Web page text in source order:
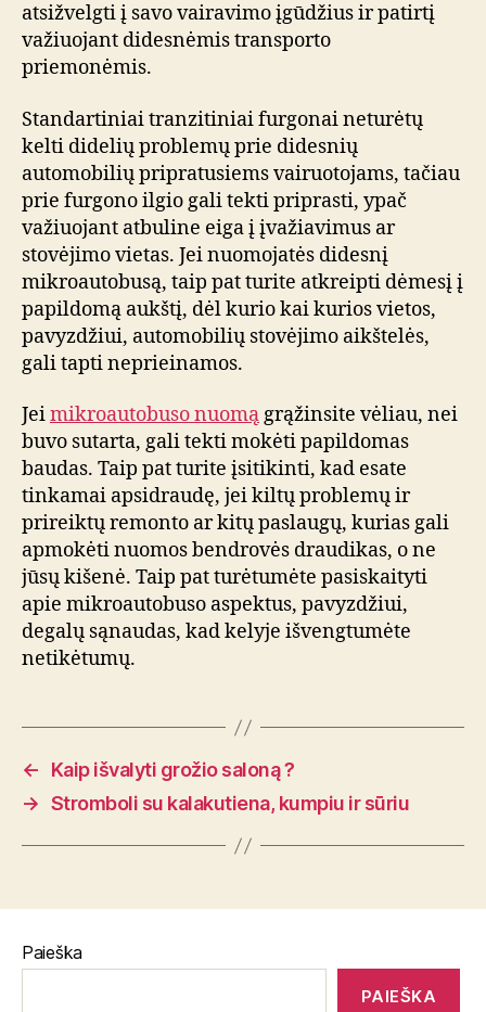
atsižvelgti į savo vairavimo įgūdžius ir patirtį
važiuojant didesnėmis transporto
priemonėmis.
Standartiniai tranzitiniai furgonai neturėtų
kelti didelių problemų prie didesnių
automobilių pripratusiems vairuotojams, tačiau
prie furgono ilgio gali tekti priprasti, ypač
važiuojant atbuline eiga į įvažiavimus ar
stovėjimo vietas. Jei nuomojatės didesnį
mikroautobusą, taip pat turite atkreipti dėmesį į
papildomą aukštį, dėl kurio kai kurios vietos,
pavyzdžiui, automobilių stovėjimo aikštelės,
gali tapti neprieinamos.
Jeimikroautobuso nuomągrąžinsite vėliau, nei
buvo sutarta, gali tekti mokėti papildomas
baudas. Taip pat turite įsitikinti, kad esate
tinkamai apsidraudę, jei kiltų problemų ir
prireiktų remonto ar kitų paslaugų, kurias gali
apmokėti nuomos bendrovės draudikas, o ne
jūsų kišenė. Taip pat turėtumėte pasiskaityti
apie mikroautobuso aspektus, pavyzdžiui,
degalų sąnaudas, kad kelyje išvengtumėte
netikėtumų.
←
Kaip išvalyti grožio saloną ?
→ Stromboli su kalakutiena, kumpiu ir sūriu
Paieška
PAIEŠKA